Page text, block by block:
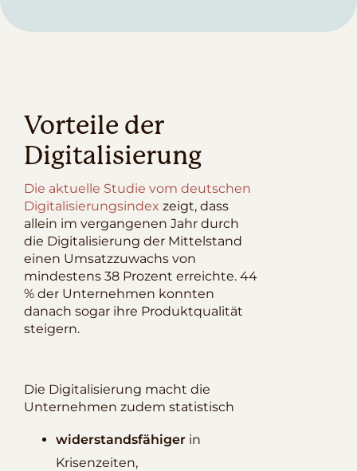
Vorteile der
Digitalisierung
Die aktuelle Studie vom deutschen
Digitalisierungsindex zeigt, dass
allein im vergangenen Jahr durch
die Digitalisierung der Mittelstand
einen Umsatzzuwachs von
mindestens 38 Prozent erreichte. 44
% der Unternehmen konnten
danach sogar ihre Produktqualität
steigern.
Die Digitalisierung macht die
Unternehmen zudem statistisch
widerstandsfähiger in
Krisenzeiten,